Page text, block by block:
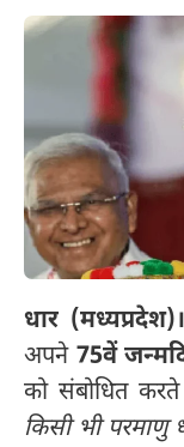
धार (मध्यप्रदेश)।
अपने 75वें
को संबोधित
किसी भी परमाणु